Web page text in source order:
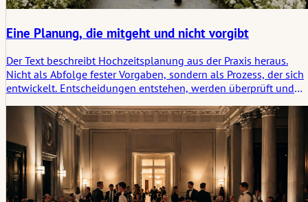
Eine Planung, die mitgeht und nicht vorgibt
Der Text beschreibt Hochzeitsplanung aus der Praxis heraus.
Nicht als Abfolge fester Vorgaben, sondern als Prozess, der sich
entwickelt. Entscheidungen entstehen, werden überprüft und
zu lenken, und unterstützt dabei, den eigenen Weg klarer zu
sehen.